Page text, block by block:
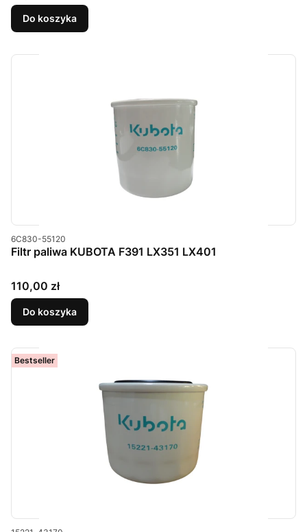
Do koszyka
Kod produktu
6C830-55120
Filtr paliwa KUBOTA F391 LX351 LX401
Cena
110,00 zł
Do koszyka
Bestseller
Kod produktu